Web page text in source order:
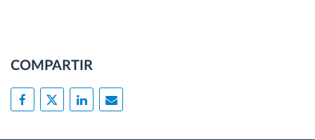
COMPARTIR